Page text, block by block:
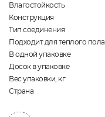
Влагостойкость
Конструкция
Тип соединения
Подходит для теплого пола
В одной упаковке
Досок в упаковке
Вес упаковки, кг
Страна